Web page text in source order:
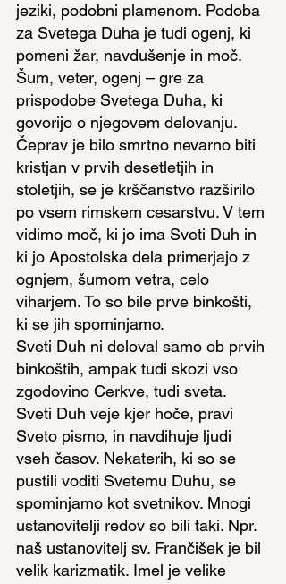
jeziki, podobni plamenom. Podoba
za Svetega Duha je tudi ogenj, ki
pomeni žar, navdušenje in moč.
Šum, veter, ogenj – gre za
prispodobe Svetega Duha, ki
govorijo o njegovem delovanju.
Čeprav je bilo smrtno nevarno biti
kristjan v prvih desetletjih in
stoletjih, se je krščanstvo razširilo
po vsem rimskem cesarstvu. V tem
vidimo moč, ki jo ima Sveti Duh in
ki jo Apostolska dela primerjajo z
ognjem, šumom vetra, celo
viharjem. To so bile prve binkošti,
ki se jih spominjamo.
Sveti Duh ni deloval samo ob prvih
binkoštih, ampak tudi skozi vso
zgodovino Cerkve, tudi sveta.
Sveti Duh veje kjer hoče, pravi
Sveto pismo, in navdihuje ljudi
vseh časov. Nekaterih, ki so se
pustili voditi Svetemu Duhu, se
spominjamo kot svetnikov. Mnogi
ustanovitelji redov so bili taki. Npr.
naš ustanovitelj sv. Frančišek je bil
velik karizmatik. Imel je velike